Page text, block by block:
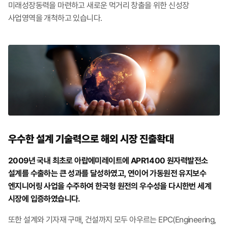
미래성장동력을 마련하고 새로운 먹거리 창출을 위한 신성장
사업영역을 개척하고 있습니다.
우수한 설계 기술력으로해외 시장 진출확대
2009년 국내 최초로 아랍에미레이트에 APR1400 원자력발전소
설계를 수출하는 큰 성과를 달성하였고, 연이어 가동원전 유지보수
엔지니어링 사업을 수주하여 한국형 원전의 우수성을 다시한번 세계
시장에 입증하였습니다.
또한 설계와 기자재 구매, 건설까지 모두 아우르는 EPC(Engineering,